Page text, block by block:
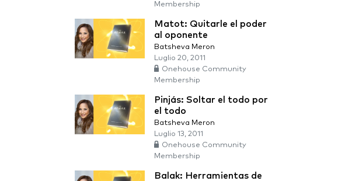
Membership
Matot: Quitarle el poder
al oponente
Batsheva Meron
Luglio 20, 2011
Onehouse Community
Membership
Pinjás: Soltar el todo por
el todo
Batsheva Meron
Luglio 13, 2011
Onehouse Community
Membership
Balak: Herramientas de